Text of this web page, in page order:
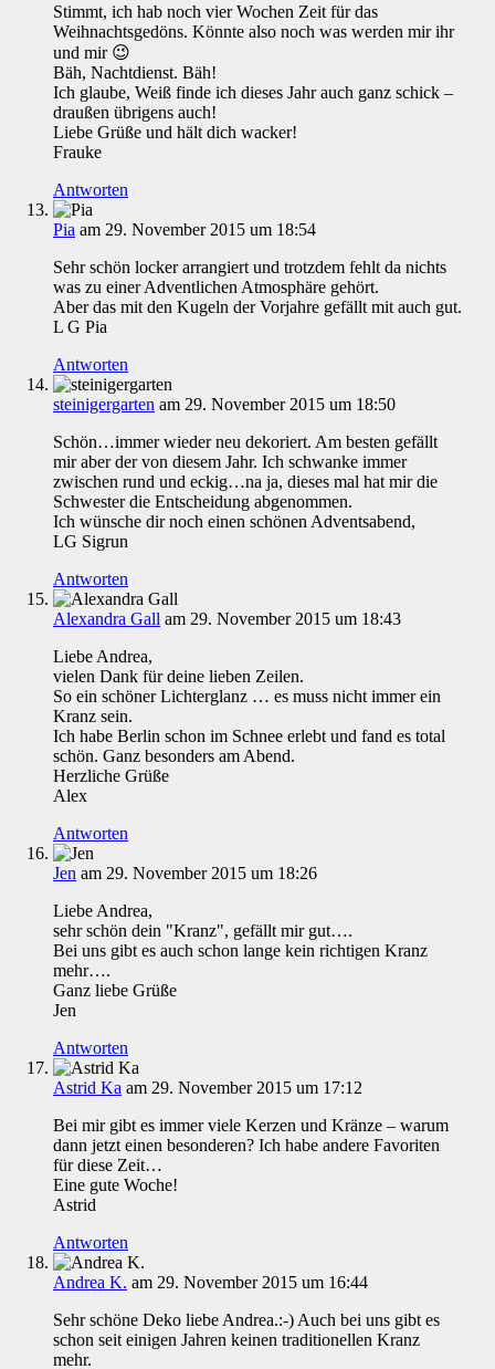
Stimmt, ich hab noch vier Wochen Zeit für das
Weihnachtsgedöns. Könnte also noch was werden mir ihr
und mir 😉
Bäh, Nachtdienst. Bäh!
Ich glaube, Weiß finde ich dieses Jahr auch ganz schick –
draußen übrigens auch!
Liebe Grüße und hält dich wacker!
Frauke
Antworten
Pia am 29. November 2015 um 18:54
Sehr schön locker arrangiert und trotzdem fehlt da nichts
was zu einer Adventlichen Atmosphäre gehört.
Aber das mit den Kugeln der Vorjahre gefällt mit auch gut.
L G Pia
Antworten
steinigergarten am 29. November 2015 um 18:50
Schön…immer wieder neu dekoriert. Am besten gefällt
mir aber der von diesem Jahr. Ich schwanke immer
zwischen rund und eckig…na ja, dieses mal hat mir die
Schwester die Entscheidung abgenommen.
Ich wünsche dir noch einen schönen Adventsabend,
LG Sigrun
Antworten
Alexandra Gall am 29. November 2015 um 18:43
Liebe Andrea,
vielen Dank für deine lieben Zeilen.
So ein schöner Lichterglanz … es muss nicht immer ein
Kranz sein.
Ich habe Berlin schon im Schnee erlebt und fand es total
schön. Ganz besonders am Abend.
Herzliche Grüße
Alex
Antworten
Jen am 29. November 2015 um 18:26
Liebe Andrea,
sehr schön dein "Kranz", gefällt mir gut….
Bei uns gibt es auch schon lange kein richtigen Kranz
mehr….
Ganz liebe Grüße
Jen
Antworten
Astrid Ka am 29. November 2015 um 17:12
Bei mir gibt es immer viele Kerzen und Kränze – warum
dann jetzt einen besonderen? Ich habe andere Favoriten
für diese Zeit…
Eine gute Woche!
Astrid
Antworten
Andrea K. am 29. November 2015 um 16:44
Sehr schöne Deko liebe Andrea.:-) Auch bei uns gibt es
schon seit einigen Jahren keinen traditionellen Kranz
mehr.